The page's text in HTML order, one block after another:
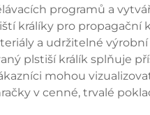
programů a
králíky pro propagační
a udržitelné
plstiší králík splňuje
mohou
v cenné, trvalé